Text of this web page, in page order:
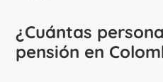
¿Cuántas
pensión en